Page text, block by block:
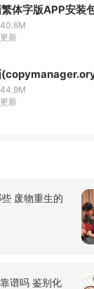
体字版APP安装
更新
更新
废物重生的
谱吗 鉴别化